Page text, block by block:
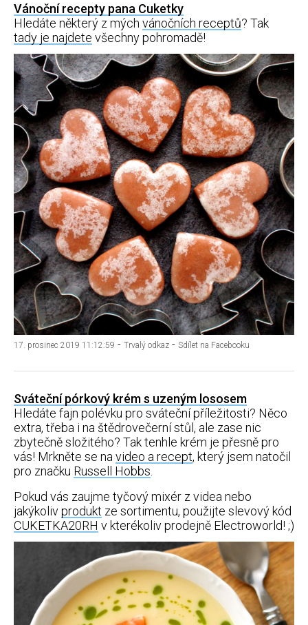
Vánoční recepty pana Cuketky
Hledáte některý z mých vánočních receptů? Tak
tady je najdete všechny pohromadě!
17. prosinec 2019 11:12:59 - Trvalý odkaz - Sdílet na Facebooku
Sváteční pórkový krém s uzeným lososem
Hledáte fajn polévku pro sváteční příležitosti? Něco
extra, třeba i na štědrovečerní stůl, ale zase nic
zbytečně složitého? Tak tenhle krém je přesně pro
vás! Mrkněte se na video a recept, který jsem natočil
pro značku Russell Hobbs
Pokud vás zaujme tyčový mixér z videa nebo
jakýkolivprodukt ze sortimentu, použijte slevový kód
CUKETKA20RH v kterékoliv prodejně Electroworld! ;)